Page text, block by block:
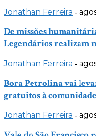
Jonathan Ferreira -
De missões
Legendários realizam
Jonathan Ferreira -
Bora Petrolina vai
gratuitos à
Jonathan Ferreira -